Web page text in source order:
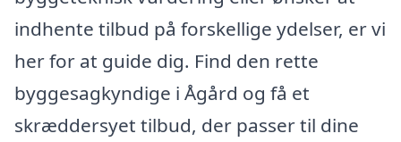
indhente tilbud på forskellige ydelser, er vi
her for at guide dig. Find den rette
byggesagkyndige i Ågård og få et
skræddersyet tilbud, der passer til dine